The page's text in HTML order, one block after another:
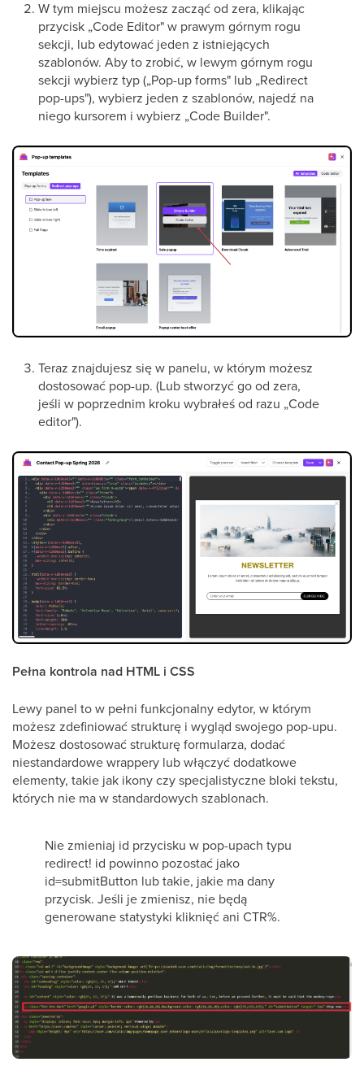
W tym miejscu możesz zacząć od zera, klikając
przycisk „Code Editor" w prawym górnym rogu
sekcji, lub edytować jeden z istniejących
szablonów. Aby to zrobić, w lewym górnym rogu
sekcji wybierz typ („Pop-up forms" lub „Redirect
pop-ups"), wybierz jeden z szablonów, najedź na
niego kursorem i wybierz „Code Builder".
Teraz znajdujesz się w panelu, w którym możesz
dostosować pop-up. (Lub stworzyć go od zera,
jeśli w poprzednim kroku wybrałeś od razu „Code
editor").
Pełna kontrola nad HTML i CSS
Lewy panel to w pełni funkcjonalny edytor, w którym
możesz zdefiniować strukturę i wygląd swojego pop-upu.
Możesz dostosować strukturę formularza, dodać
niestandardowe wrappery lub włączyć dodatkowe
elementy, takie jak ikony czy specjalistyczne bloki tekstu,
których nie ma w standardowych szablonach.
Nie zmieniaj id przycisku w pop-upach typu
redirect! id powinno pozostać jako
id=submitButton lub takie, jakie ma dany
przycisk. Jeśli je zmienisz, nie będą
generowane statystyki kliknięć ani CTR%.